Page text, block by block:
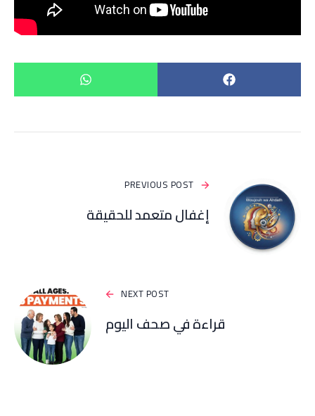
PREVIOUS POST
إغفال متعمد للحقيقة
NEXT POST
قراءة في صحف اليوم